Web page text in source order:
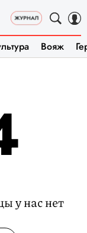
Вояж
у нас нет